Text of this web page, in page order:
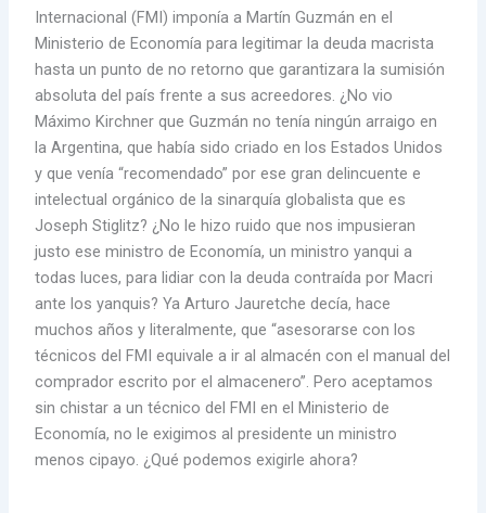
Internacional (FMI) imponía a Martín Guzmán en el
Ministerio de Economía para legitimar la deuda macrista
hasta un punto de no retorno que garantizara la sumisión
absoluta del país frente a sus acreedores. ¿No vio
Máximo Kirchner que Guzmán no tenía ningún arraigo en
la Argentina, que había sido criado en los Estados Unidos
y que venía “recomendado” por ese gran delincuente e
intelectual orgánico de la sinarquía globalista que es
Joseph Stiglitz? ¿No le hizo ruido que nos impusieran
justo ese ministro de Economía, un ministro yanqui a
todas luces, para lidiar con la deuda contraída por Macri
ante los yanquis? Ya Arturo Jauretche decía, hace
muchos años y literalmente, que “asesorarse con los
técnicos del FMI equivale a ir al almacén con el manual del
comprador escrito por el almacenero”. Pero aceptamos
sin chistar a un técnico del FMI en el Ministerio de
Economía, no le exigimos al presidente un ministro
menos cipayo. ¿Qué podemos exigirle ahora?